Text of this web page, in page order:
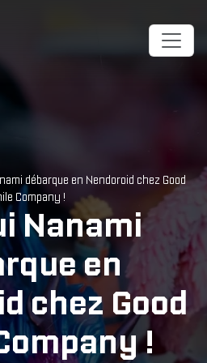
débarque en Nendoroid chez Good
Company !
Nanami
en
chez Good
!